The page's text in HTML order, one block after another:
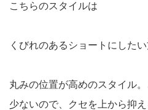
こちらのスタイルは
くびれのあるショートにした
丸みの位置が高めのスタイル
少ないので、クセを上から抑